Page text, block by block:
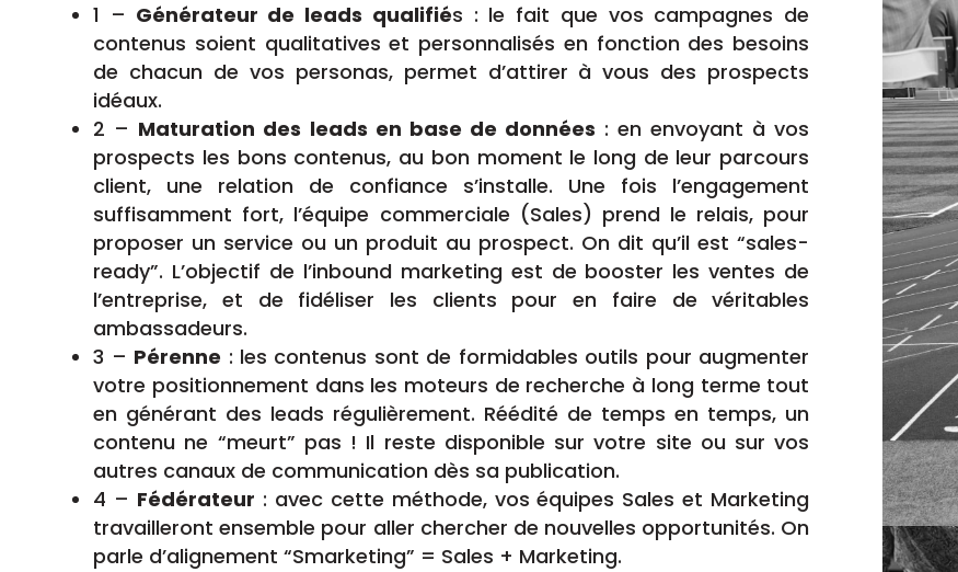
1 – Générateur de leads qualifiés : le fait que vos campagnes de
contenus soient qualitatives et personnalisés en fonction des besoins
de chacun de vos personas, permet d’attirer à vous des prospects
idéaux.
2 – Maturation des leads en base de données : en envoyant à vos
prospects les bons contenus, au bon moment le long de leur parcours
client, une relation de confiance s’installe. Une fois l’engagement
suffisamment fort, l’équipe commerciale (Sales) prend le relais, pour
proposer un service ou un produit au prospect. On dit qu’il est “sales-
ready”. L’objectif de l’inbound marketing est de booster les ventes de
l’entreprise, et de fidéliser les clients pour en faire de véritables
ambassadeurs.
3 – Pérenne : les contenus sont de formidables outils pour augmenter
votre positionnement dans les moteurs de recherche à long terme tout
en générant des leads régulièrement. Réédité de temps en temps, un
contenu ne “meurt” pas ! Il reste disponible sur votre site ou sur vos
autres canaux de communication dès sa publication.
4 – Fédérateur : avec cette méthode, vos équipes Sales et Marketing
travailleront ensemble pour aller chercher de nouvelles opportunités. On
parle d’alignement “Smarketing” = Sales + Marketing.